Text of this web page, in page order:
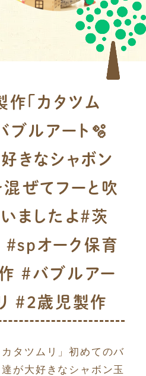
「カタツム
ブルアート🫧
きなシャボン
ぜてフーと吹
ましたよ＃茨
オーク保育
#バブルアー
#2歳児製作